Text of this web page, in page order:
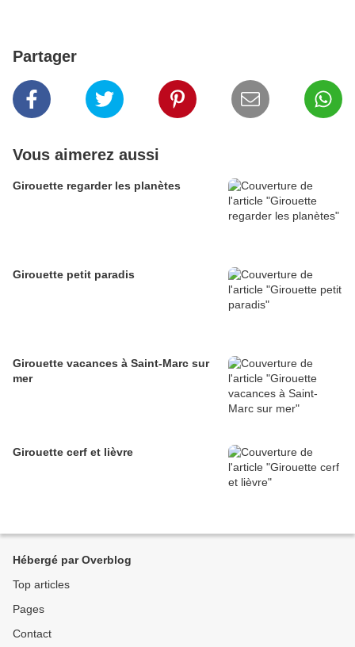
Partager
Vous aimerez aussi
Girouette regarder les planètes
Girouette petit paradis
Girouette vacances à Saint-Marc sur
mer
Girouette cerf et lièvre
Hébergé par Overblog
Top articles
Pages
Contact